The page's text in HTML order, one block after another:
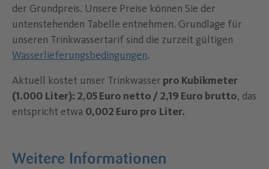
der Grundpreis. Unsere Preise können Sie der
untenstehenden Tabelle entnehmen. Grundlage für
unseren Trinkwassertarif sind die zurzeit gültigen
Wasserlieferungsbedingungen.
Aktuell kostet unser Trinkwasser pro Kubikmeter
(1.000 Liter): 2,05 Euro netto / 2,19 Euro brutto, das
entspricht etwa 0,002 Euro pro Liter.
Weitere Informationen